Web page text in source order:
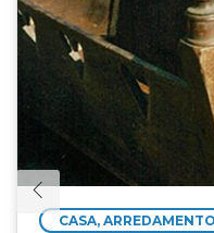
CASA, ARREDAMENTO